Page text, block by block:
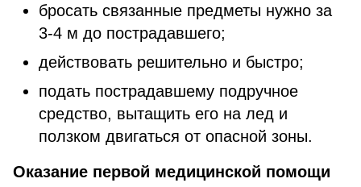
бросать связанные предметы нужно за
3-4 м до пострадавшего;
действовать решительно и быстро;
подать пострадавшему подручное
средство, вытащить его на лед и
ползком двигаться от опасной зоны.
Оказание первой медицинской помощи